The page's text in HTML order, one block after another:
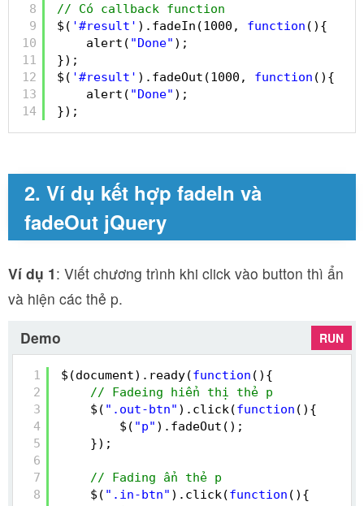
8
9
10
11
12
13
14
// Có callback function
$( '#result' ).fadeIn(1000, function (){
alert( "Done" );
});
$( '#result' ).fadeOut(1000, function (){
alert( "Done" );
});
2. Ví dụ kết hợp fadeIn và
fadeOut jQuery
Ví dụ 1: Viết chương trình khi click vào button thì ẩn
và hiện các thẻ p.
Demo
RUN
1
2
3
4
5
6
7
8
$(document).ready(function (){
// Fadeing hiển thị thẻ p
$( ".out-btn" ).click(function (){
$( "p" ).fadeOut();
});
// Fading ẩn thẻ p
$( ".in-btn" ).click(function (){